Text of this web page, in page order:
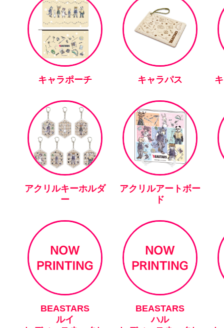
キャラポーチ キャラパス
アクリルキーホルダ
ー
アクリルアートボー
ド
BEASTARS
ルイ
BEASTARS
ハル